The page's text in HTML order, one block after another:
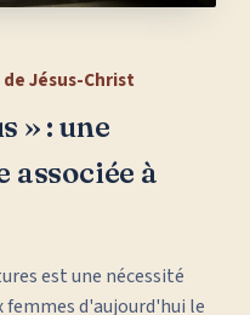
Jésus-Christ
» : une
à
est une nécessité
femmes d'aujourd'hui le